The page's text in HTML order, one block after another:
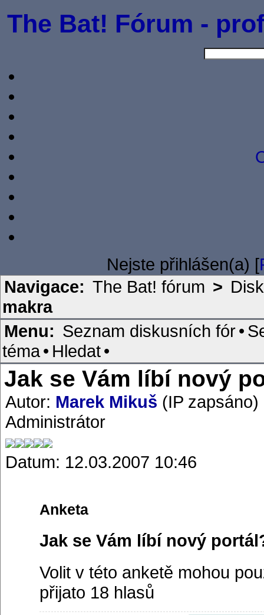
The Bat! Fórum -
Nejste přihlášen(a) [
Navigace: The Bat! fórum >
makra
Menu: Seznam diskusních fór•
téma• Hledat•
Jak se Vám líbí nový
Autor: Marek Mikuš (IP zapsáno)
Administrátor
Datum: 12.03.2007 10:46
Anketa
Jak se Vám líbí nový
Volit v této anketě mohou
přijato 18 hlasů